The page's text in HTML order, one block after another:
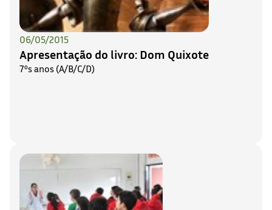
06/05/2015
Apresentação do livro: Dom Quixote
7ºs anos (A/B/C/D)